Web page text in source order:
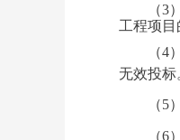
（3
工程项目
（4
无效投标
（5
（6